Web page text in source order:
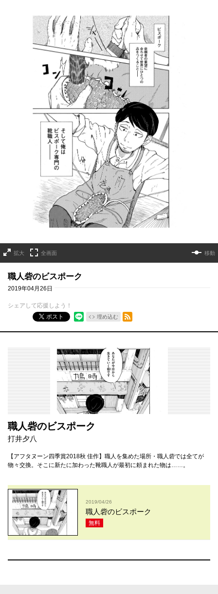
拡大 全画面 移動
職人砦のビスポーク
2019年04月26日
シェアして応援しよう！
ポスト
埋め込む
RSSフィード
職人砦のビスポーク
打井夕八
【アフタヌーン四季賞2018秋 佳作】職人を集めた場所・職人砦では全てが
物々交換。そこに新たに加わった靴職人が最初に頼まれた物は……。
2019/04/26
職人砦のビスポーク
無料